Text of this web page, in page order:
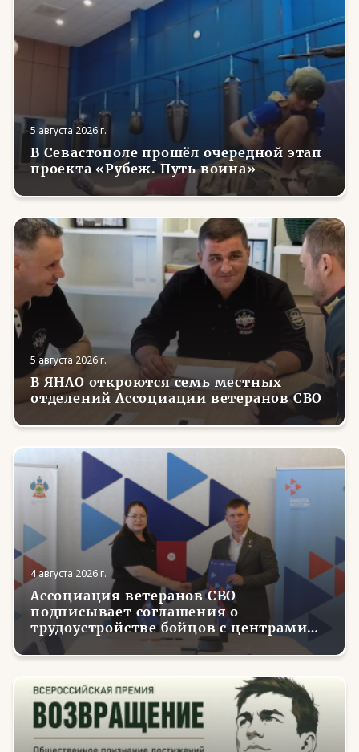
5 августа 2026 г.
В Севастополе прошёл очередной этап
проекта «Рубеж. Путь воина»
5 августа 2026 г.
В ЯНАО откроются семь местных
отделений Ассоциации ветеранов СВО
4 августа 2026 г.
Ассоциация ветеранов СВО
подписывает соглашения о
трудоустройстве бойцов с центрами
занятости в регионах России